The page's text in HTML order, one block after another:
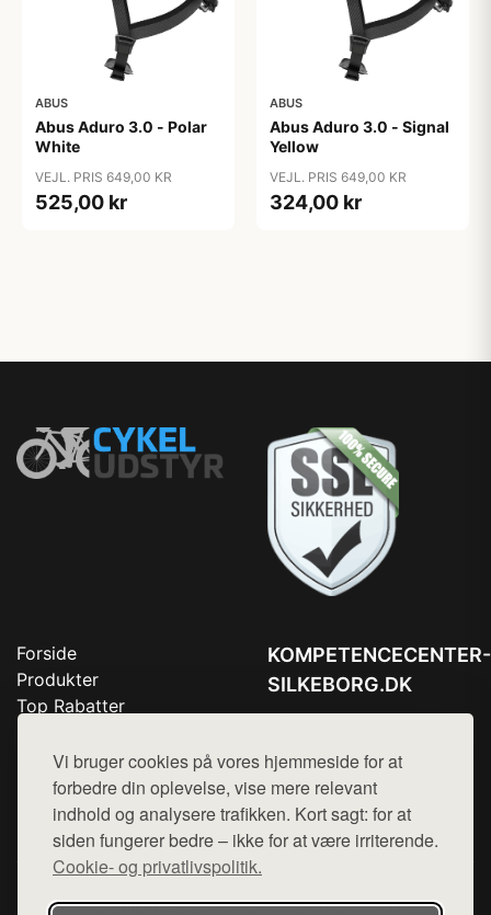
Vi bruger cookies på vores hjemmeside for at
forbedre din oplevelse, vise mere relevant
indhold og analysere trafikken. Kort sagt: for at
siden fungerer bedre – ikke for at være irriterende.
Cookie- og privatlivspolitik.
ABUS
Abus Aduro 3.0 - Polar
White
VEJL. PRIS 649,00 KR
525,00 kr
ABUS
Abus Aduro 3.0 - Signal
Yellow
VEJL. PRIS 649,00 KR
324,00 kr
Forside
Produkter
Top Rabatter
Kontakt
KOMPETENCECENTER-
SILKEBORG.DK
Mail:hej@want.dk
Cookie- og privatlivspolitik
Denne side er en del af want.dk, der udgiver en række